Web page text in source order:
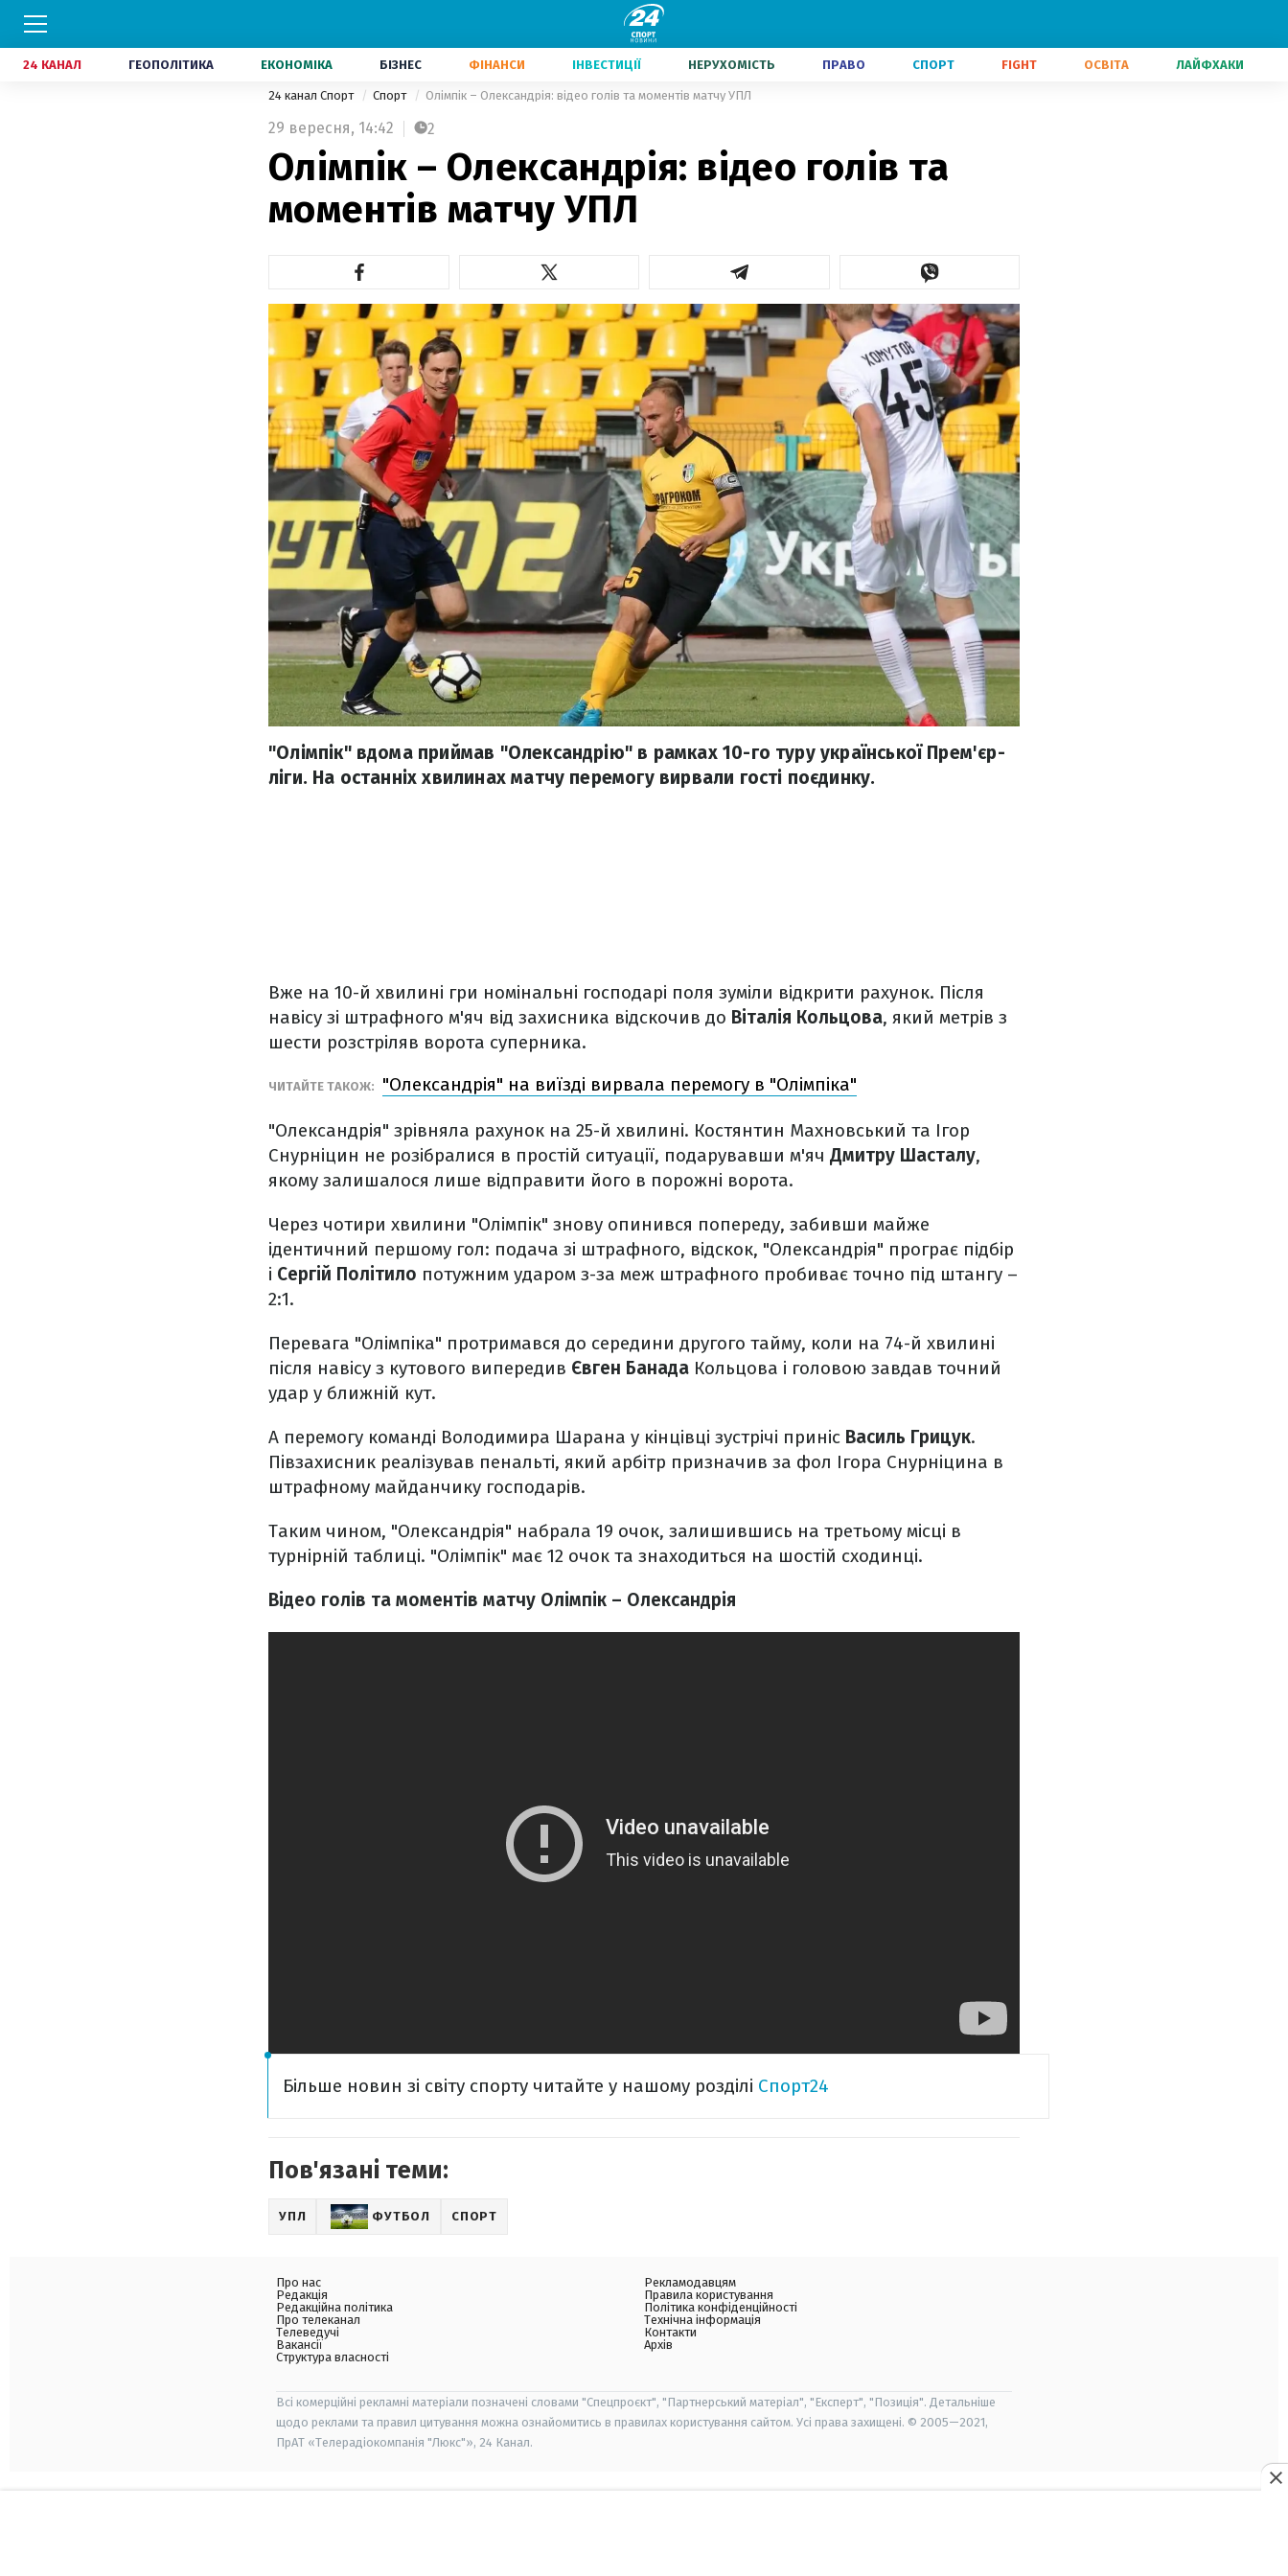
24 КАНАЛ ГЕОПОЛІТИКА ЕКОНОМІКА БІЗНЕС ФІНАНСИ ІНВЕСТИЦІЇ НЕРУХОМІСТЬ ПРАВО СПОРТ FIGHT ОСВІТА ЛАЙФХАКИ
24 канал Спорт Спорт Олімпік – Олександрія: відео голів та моментів матчу УПЛ
29 вересня, 14:42 2
Олімпік – Олександрія: відео голів та
моментів матчу УПЛ
"Олімпік" вдома приймав "Олександрію" в рамках 10-го туру української Прем'єр-
ліги. На останніх хвилинах матчу перемогу вирвали гості поєдинку.
Вже на 10-й хвилині гри номінальні господарі поля зуміли відкрити рахунок. Після
навісу зі штрафного м'яч від захисника відскочив до Віталія Кольцова, який метрів з
шести розстріляв ворота суперника.
ЧИТАЙТЕ ТАКОЖ: "Олександрія" на виїзді вирвала перемогу в "Олімпіка"
"Олександрія" зрівняла рахунок на 25-й хвилині. Костянтин Махновський та Ігор
Снурніцин не розібралися в простій ситуації, подарувавши м'яч Дмитру Шасталу,
якому залишалося лише відправити його в порожні ворота.
Через чотири хвилини "Олімпік" знову опинився попереду, забивши майже
ідентичний першому гол: подача зі штрафного, відскок, "Олександрія" програє підбір
і Сергій Політило потужним ударом з-за меж штрафного пробиває точно під штангу –
2:1.
Перевага "Олімпіка" протримався до середини другого тайму, коли на 74-й хвилині
після навісу з кутового випередив Євген Банада Кольцова і головою завдав точний
удар у ближній кут.
А перемогу команді Володимира Шарана у кінцівці зустрічі приніс Василь Грицук.
Півзахисник реалізував пенальті, який арбітр призначив за фол Ігора Снурніцина в
штрафному майданчику господарів.
Таким чином, "Олександрія" набрала 19 очок, залишившись на третьому місці в
турнірній таблиці. "Олімпік" має 12 очок та знаходиться на шостій сходинці.
Відео голів та моментів матчу Олімпік – Олександрія
Більше новин зі світу спорту читайте у нашому розділі Спорт24
Пов'язані теми:
УПЛ ФУТБОЛ СПОРТ
Про нас
Редакція
Редакційна політика
Про телеканал
Телеведучі
Вакансії
Структура власності
Рекламодавцям
Правила користування
Політика конфіденційності
Технічна інформація
Контакти
Архів
Всі комерційні рекламні матеріали позначені словами "Спецпроєкт", "Партнерський матеріал", "Експерт", "Позиція". Детальніше
щодо реклами та правил цитування можна ознайомитись в правилах користування сайтом. Усі права захищені. © 2005—2021,
ПрАТ «Телерадіокомпанія "Люкс"», 24 Канал.